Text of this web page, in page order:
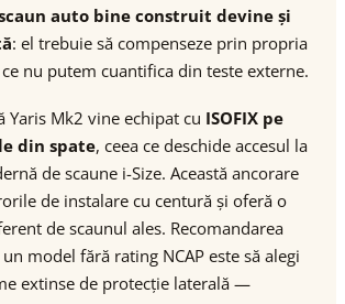
auto bine construit devine și
: el trebuie să compenseze prin propria
nu putem cuantifica din teste externe.
Yaris Mk2 vine echipat cu ISOFIX pe
din spate, ceea ce deschide accesul la
de scaune i-Size. Această ancorare
de instalare cu centură și oferă o
de scaunul ales. Recomandarea
model fără rating NCAP este să alegi
extinse de protecție laterală —